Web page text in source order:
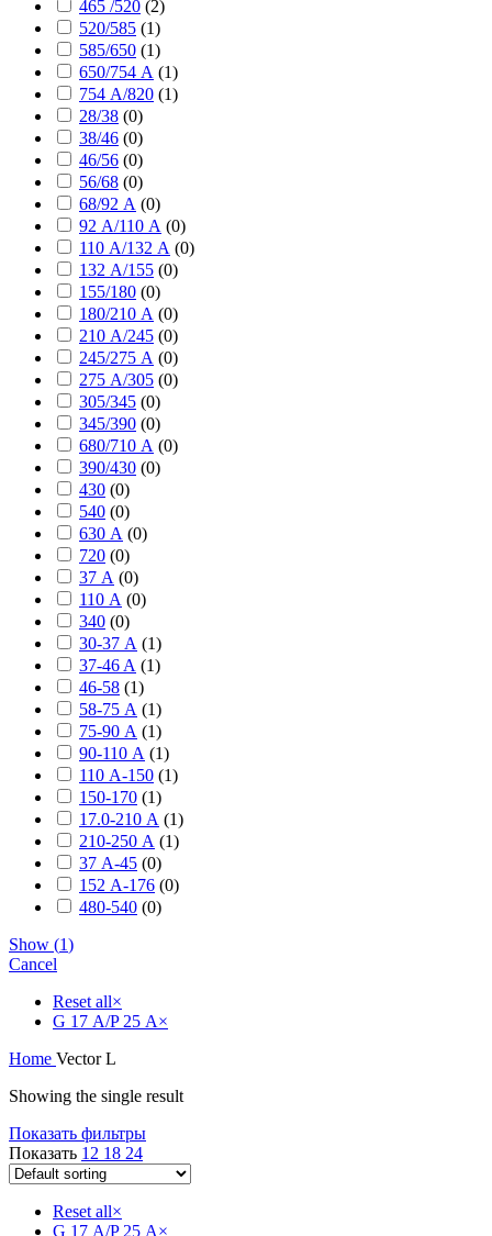
465 /520 (2)
520/585 (1)
585/650 (1)
650/754 А (1)
754 А/820 (1)
28/38 (0)
38/46 (0)
46/56 (0)
56/68 (0)
68/92 А (0)
92 А/110 А (0)
110 А/132 А (0)
132 А/155 (0)
155/180 (0)
180/210 А (0)
210 А/245 (0)
245/275 А (0)
275 А/305 (0)
305/345 (0)
345/390 (0)
680/710 А (0)
390/430 (0)
430 (0)
540 (0)
630 А (0)
720 (0)
37 А (0)
110 А (0)
340 (0)
30-37 А (1)
37-46 A (1)
46-58 (1)
58-75 А (1)
75-90 А (1)
90-110 А (1)
110 А-150 (1)
150-170 (1)
17.0-210 А (1)
210-250 А (1)
37 А-45 (0)
152 А-176 (0)
480-540 (0)
Show (1)
Cancel
Reset all×
G 17 А/P 25 А×
Home Vector L
Showing the single result
Показать фильтры
Показать 12 18 24
Reset all×
G 17 А/P 25 А×